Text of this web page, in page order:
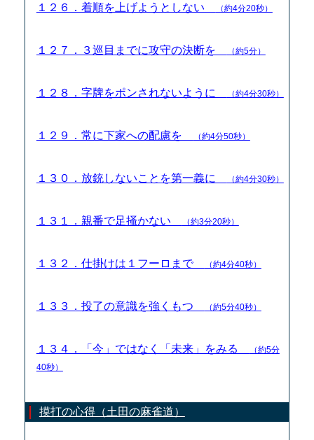
１２６．着順を上げようとしない （約4分20秒）
１２７．３巡目までに攻守の決断を （約5分）
１２８．字牌をポンされないように （約4分30秒）
１２９．常に下家への配慮を （約4分50秒）
１３０．放銃しないことを第一義に （約4分30秒）
１３１．親番で足掻かない （約3分20秒）
１３２．仕掛けは１フーロまで （約4分40秒）
１３３．投了の意識を強くもつ （約5分40秒）
１３４．「今」ではなく「未来」をみる
（約5分
40秒）
摸打の心得（土田の麻雀道）